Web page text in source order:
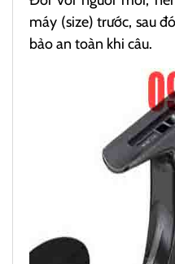
máy (size) trước, sau
bảo an toàn khi câu.